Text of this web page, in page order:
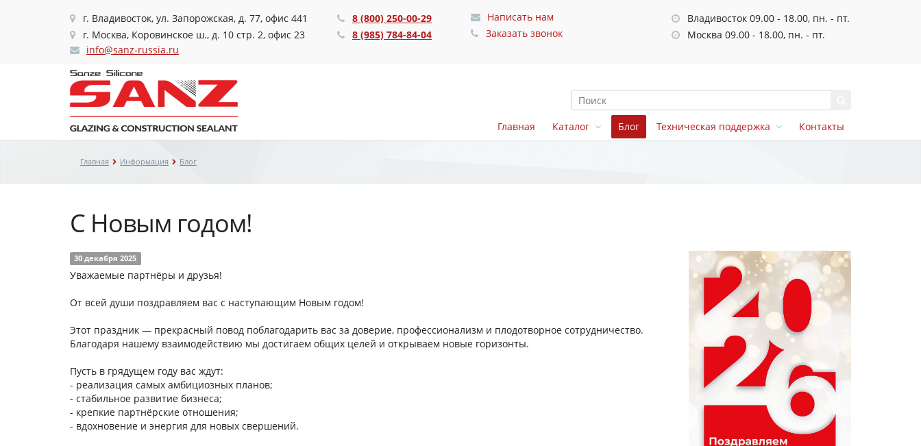
г. Владивосток, ул. Запорожская, д. 77, офис 441
г. Москва, Коровинское ш., д. 10 стр. 2, офис 23
info@sanz-russia.ru
8 (800) 250-00-29
8 (985) 784-84-04
Написать нам
Заказать звонок
Владивосток 09.00 - 18.00, пн. - пт.
Москва 09.00 - 18.00, пн. - пт.
Главная Каталог Блог Техническая поддержка Контакты
Главная Информация Блог
С Новым годом!
30 декабря 2025
Уважаемые партнёры и друзья!
От всей души поздравляем вас с наступающим Новым годом!
Этот праздник — прекрасный повод поблагодарить вас за доверие, профессионализм и плодотворное сотрудничество.
Благодаря нашему взаимодействию мы достигаем общих целей и открываем новые горизонты.
Пусть в грядущем году вас ждут:
- реализация самых амбициозных планов;
- стабильное развитие бизнеса;
- крепкие партнёрские отношения;
- вдохновение и энергия для новых свершений.